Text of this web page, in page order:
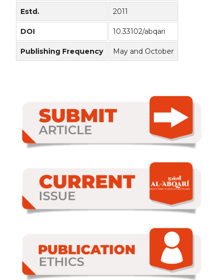
Estd. 2011
DOI 10.33102/abqari
Publishing Frequency May and October